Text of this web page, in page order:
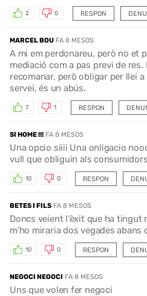
RESPON
2 0
MARCEL BOU FA 8 MESOS
A mi em perdonareu, però no et
mediació com a pas previ de
recomanar, però obligar per llei
servei, és un abús.
RESPON
7 1
SI HOME !!! FA 8 MESOS
Una opcio siiii Una onligacio
vull que obliguin als
RESPON
10 0
BETES I FILS FA 8 MESOS
Doncs veient l'èxit que ha tingut
m'ho miraria dos vegades abans
RESPON
10 0
NEGOCI NEGOCI FA 8 MESOS
Uns que volen fer negoci